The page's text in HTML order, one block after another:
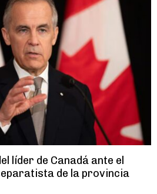
líder de Canadá ante el
de la provincia